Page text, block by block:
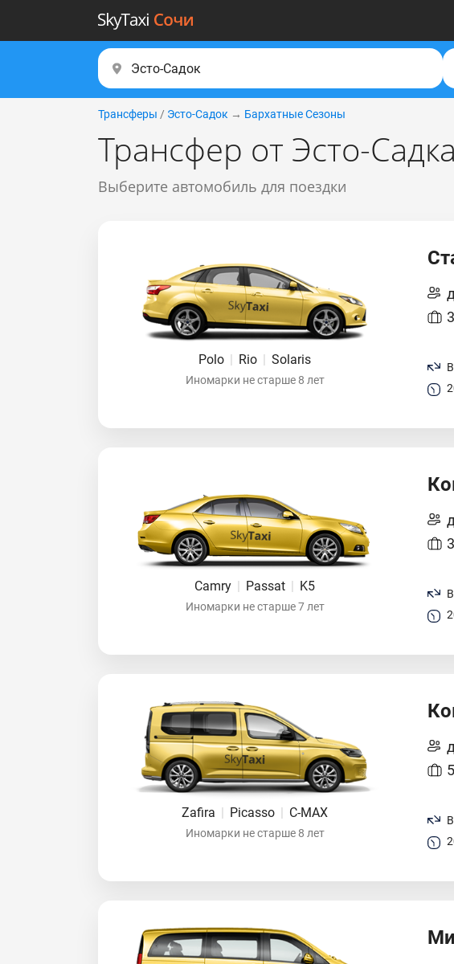
Трансферы / Эсто-Садок → Бархатные Сезоны
Трансфер от Эсто-
Выберите автомобиль для поездки
Polo | Rio | Solaris
Иномарки не старше 8 лет
Camry | Passat | K5
Иномарки не старше 7 лет
Zafira | Picasso | C-MAX
Иномарки не старше 8 лет